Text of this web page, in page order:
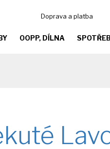
Doprava a platba
OOPP, DÍLNA